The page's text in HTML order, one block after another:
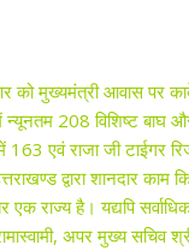
को मुख्यमंत्री आवास पर
208 विशिष्ट बाघ
163 एवं राजा जी टाईगर
द्वारा शानदार
एक राज्य है। यद्यपि
अपर मुख्य सचिव